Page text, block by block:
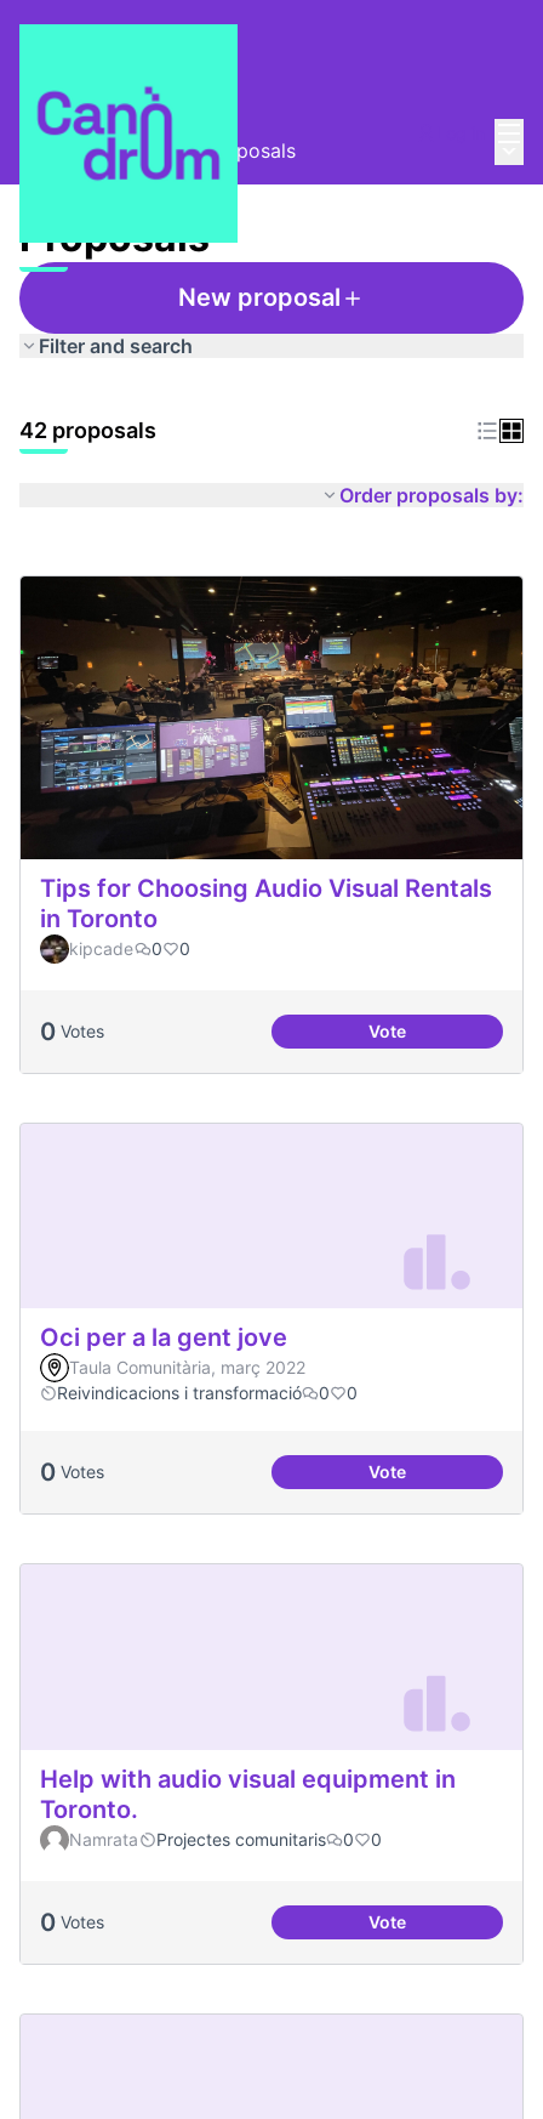
Taula Comunitària / Proposals
Proposals
New proposal
Filter and search
42 proposals
Order proposals by:
Tips for Choosing Audio Visual Rentals
in Toronto
kipcade 0 0
0 Votes VoteTips for Choosing
Oci per a la gent jove
Taula Comunitària, març 2022
Reivindicacions i transformació
0 0
0 Votes VoteOci per a la gent
Help with audio visual equipment in
Toronto.
Namrata Projectes comunitaris 0 0
0 Votes VoteHelp with audio